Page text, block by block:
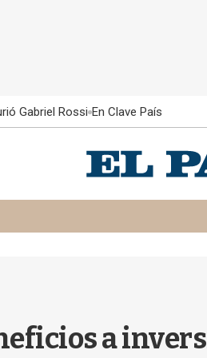
Gabriel Rossi En Clave País
a